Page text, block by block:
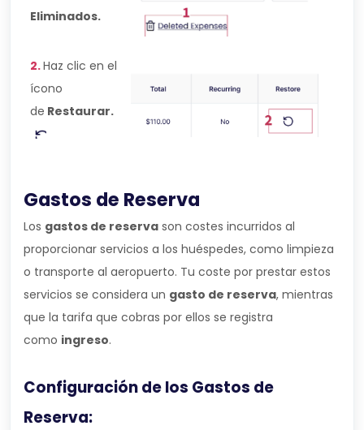
Eliminados.
2.Haz clic en el
ícono
de Restaurar.
Gastos de Reserva
Los gastos de reserva son costes incurridos al
proporcionar servicios a los huéspedes, como limpieza
o transporte al aeropuerto. Tu coste por prestar estos
servicios se considera un gasto de reserva, mientras
que la tarifa que cobras por ellos se registra
como ingreso.
Configuración de los Gastos de
Reserva: